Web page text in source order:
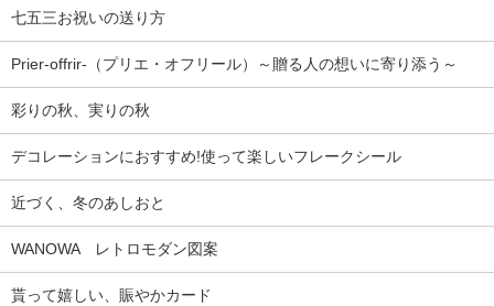
七五三お祝いの送り方
Prier-offrir-（プリエ・オフリール）～贈る人の想いに寄り添う～
彩りの秋、実りの秋
デコレーションにおすすめ!使って楽しいフレークシール
近づく、冬のあしおと
WANOWA レトロモダン図案
貰って嬉しい、賑やかカード